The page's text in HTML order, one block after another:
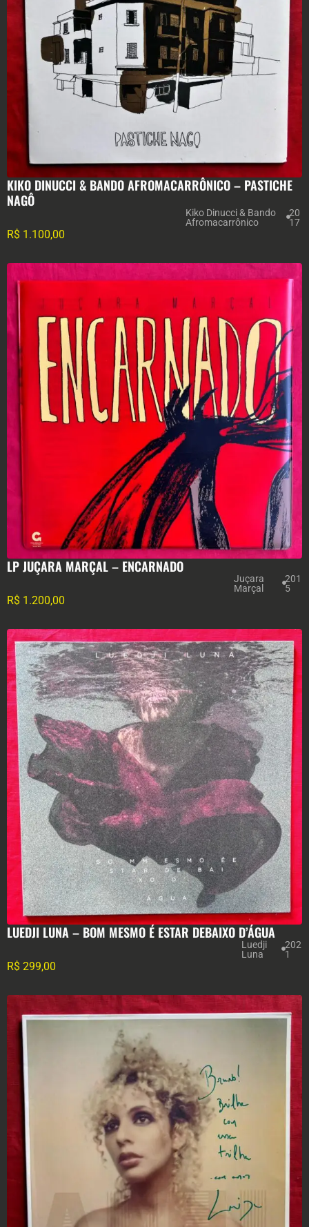
KIKO DINUCCI & BANDO AFROMACARRÔNICO ‎– PASTICHE
NAGÔ
Kiko Dinucci & Bando
Afromacarrônico
20
17
R$ 1.100,00
LP JUÇARA MARÇAL – ENCARNADO
Juçara
Marçal
201
5
R$ 1.200,00
LUEDJI LUNA – BOM MESMO É ESTAR DEBAIXO D’ÁGUA
Luedji
Luna
202
1
R$ 299,00